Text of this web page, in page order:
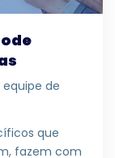
equipe de
que
fazem com